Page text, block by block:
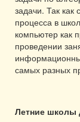
задачи. Так как
процесса в
компьютер как
проведении
самых разных
Летние школы